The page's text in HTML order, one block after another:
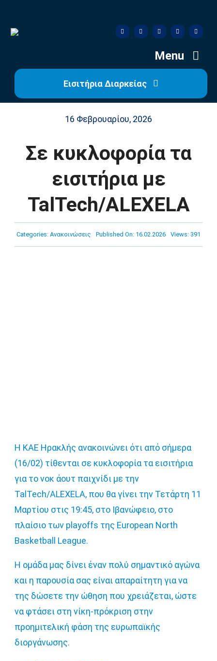
content
Menu
Ιστορία
Η Ομάδα
Η Διοίκηση
Πρόγραμμα
Εισιτήρια Διαρκείας
16 Φεβρουαρίου, 2026
Σε κυκλοφορία τα
εισιτήρια με
TalTech/ALEXELA
Categories: Ανακοινώσεις Published On: 16.02.2026 Views: 391
Η ΚΑΕ Ηρακλής ανακοινώνει ότι από σήμερα
(16/02) τίθενται σε κυκλοφορία τα εισιτήρια
για το νοκ άουτ παιχνίδι με την
TalTech/ALEXELA, που θα γίνει την Τετάρτη 11
Μαρτίου στις 19:45, στο Ιβανώφειο, στο
πλαίσιο των playoffs της European North
Basketball League.
Η ομάδα μας δίνει έναν πολύ σημαντικό αγώνα
και η παρουσία σας είναι απαραίτητη για να
της δώσετε την ώθηση που χρειάζεται, ώστε
να φτάσει στη νίκη-πρόκριση στην
προημιτελική φάση της ευρωπαϊκής
διοργάνωσης.